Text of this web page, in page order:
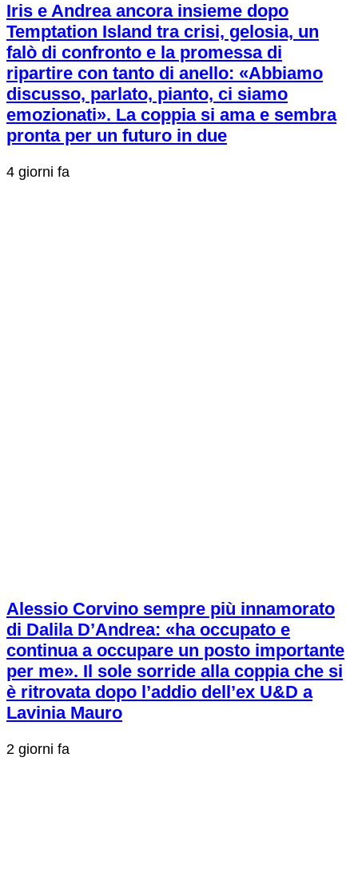
Iris e Andrea ancora insieme dopo
Temptation Island tra crisi, gelosia, un
falò di confronto e la promessa di
ripartire con tanto di anello: «Abbiamo
discusso, parlato, pianto, ci siamo
emozionati». La coppia si ama e sembra
pronta per un futuro in due
4 giorni fa
Alessio Corvino sempre più innamorato
di Dalila D’Andrea: «ha occupato e
continua a occupare un posto importante
per me». Il sole sorride alla coppia che si
è ritrovata dopo l’addio dell’ex U&D a
Lavinia Mauro
2 giorni fa